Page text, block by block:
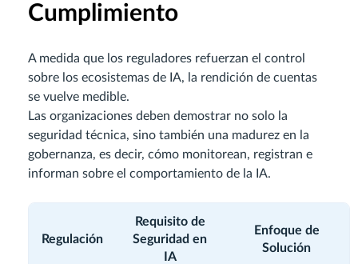
Cumplimiento
A medida que los reguladores refuerzan el control
sobre los ecosistemas de IA, la rendición de cuentas
se vuelve medible.
Las organizaciones deben demostrar no solo la
seguridad técnica, sino también una madurez en la
gobernanza, es decir, cómo monitorean, registran e
informan sobre el comportamiento de la IA.
Regulación
Requisito de
Seguridad en
IA
Enfoque de
Solución